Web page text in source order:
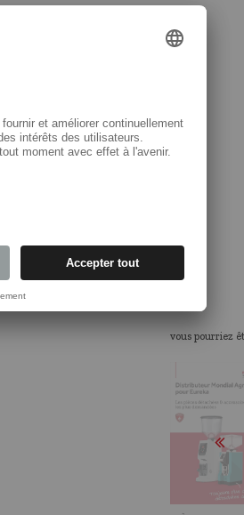
vous pourriez